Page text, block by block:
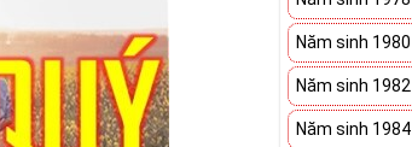
Năm sinh 1980
Năm sinh 1982
Năm sinh 1984